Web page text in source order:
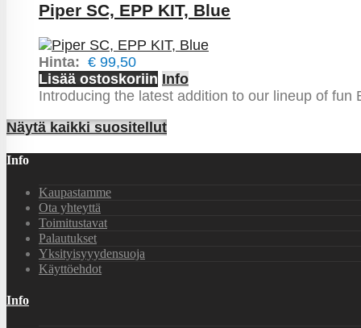
Piper SC, EPP KIT, Blue
Hinta: € 99,50
Lisää ostoskoriin Info
Introducing the latest addition to our lineup of fun
Näytä kaikki suositellut
Info
Kaupastamme
Ota yhteyttä
Toimitustavat
Palautukset
Yksityisyyydensuoja
Käyttöehdot
Info